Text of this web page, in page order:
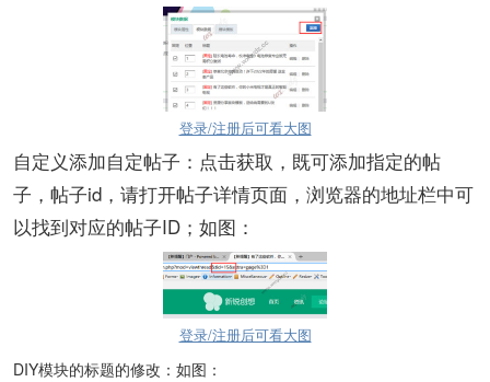
登录/注册后可看大图
自定义添加自定帖子：点击获取，既可添加指定的帖
子，帖子id，请打开帖子详情页面，浏览器的地址栏中可
以找到对应的帖子ID；如图：
登录/注册后可看大图
DIY模块的标题的修改：如图：